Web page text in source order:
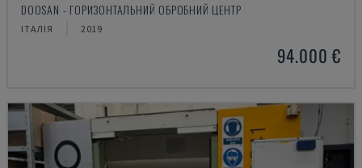
DOOSAN - ГОРИЗОНТАЛЬНИЙ ОБРОБНИЙ ЦЕНТР
ІТАЛІЯ 2019
94.000 €